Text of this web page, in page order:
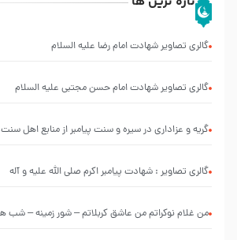
گالری تصاویر شهادت امام رضا علیه السلام
گالری تصاویر شهادت امام حسن مجتبی علیه السلام
گریه و عزاداری در سیره و سنت پیامبر از منابع اهل سنت
گالری تصاویر : شهادت پیامبر اکرم صلی الله علیه و آله